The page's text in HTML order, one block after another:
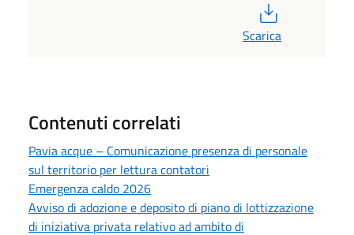
Scarica
Contenuti correlati
Pavia acque – Comunicazione presenza di personale
sul territorio per lettura contatori
Emergenza caldo 2026
Avviso di adozione e deposito di piano di lottizzazione
di iniziativa privata relativo ad ambito di